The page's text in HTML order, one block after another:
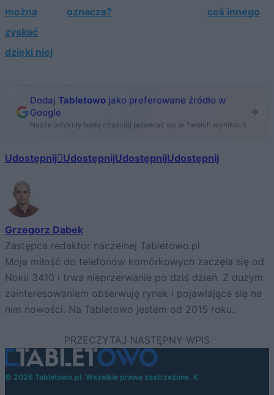
można
zyskać
dzięki niej
oznacza?
coś innego
Dodaj Tabletowo jako preferowane źródło w
Google
Nasze artykuły będą częściej pojawiać się w Twoich wynikach
Udostępnij UdostępnijUdostępnijUdostępnij
Grzegorz Dąbek
Zastępca redaktor naczelnej Tabletowo.pl
Moja miłość do telefonów komórkowych zaczęła się od
Nokii 3410 i trwa nieprzerwanie po dziś dzień. Z dużym
zainteresowaniem obserwuję rynek i pojawiające się na
nim nowości. Na Tabletowo jestem od 2015 roku.
© 2026 Tabletowo.pl. Wszelkie prawa zastrzeżone. K